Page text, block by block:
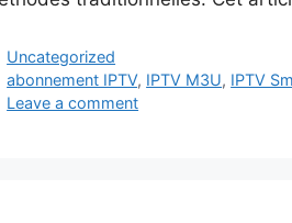
Categories
Uncategorized
Tags
abonnement IPTV, IPTV M3U, IPTV
Leave a comment